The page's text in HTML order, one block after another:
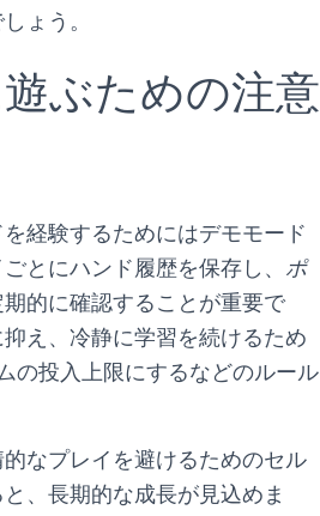
ょう。
ぶための注意
経験するためにはデモモード
とにハンド履歴を保存し、 ポ
期的に確認することが重要で
え、冷静に学習を続けるため
の投入上限にするなどのルール
なプレイを避けるためのセル
、長期的な成長が見込めま